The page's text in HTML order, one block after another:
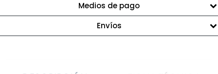
Medios de pago
Envíos